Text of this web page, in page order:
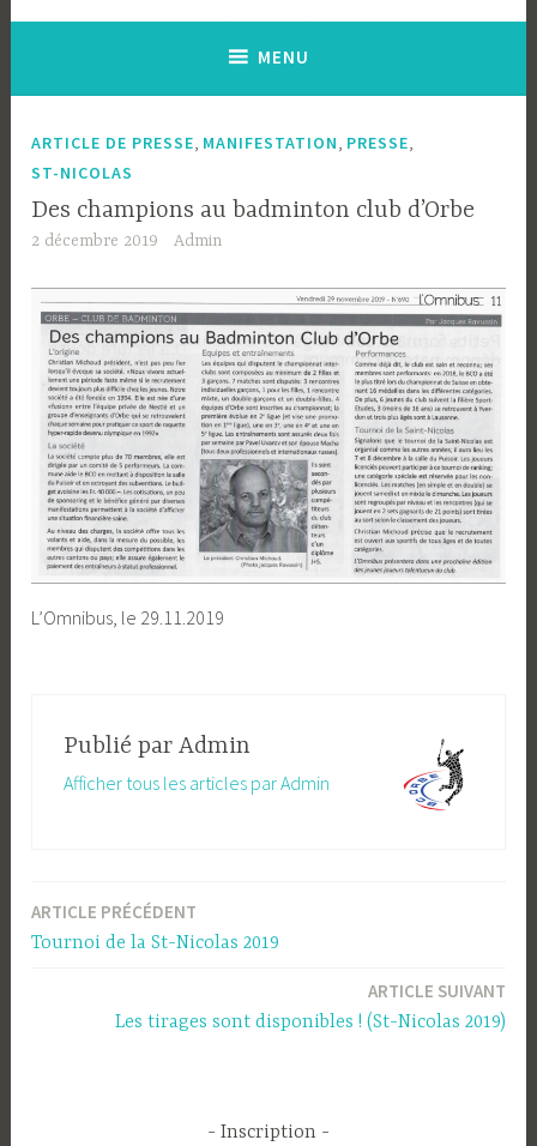
MENU
ARTICLE DE PRESSE MANIFESTATION PRESSE
ST-NICOLAS
Des champions au badminton club d’Orbe
2 décembre 2019 Admin
L’Omnibus, le 29.11.2019
Publié par Admin
Afficher tous les articles par Admin
Navigation
ARTICLE PRÉCÉDENT
Tournoi de la St-Nicolas 2019
ARTICLE SUIVANT
Les tirages sont disponibles ! (St-Nicolas 2019)
Inscription